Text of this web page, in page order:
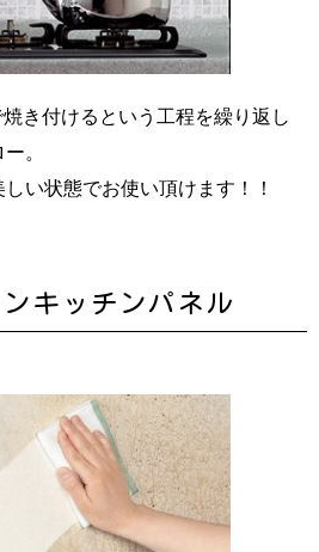
き付けるという工程を繰り返し
。
い状態でお使い頂けます！！
キッチンパネル